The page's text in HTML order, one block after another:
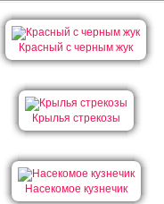
Красный с черным жук
Крылья стрекозы
Насекомое кузнечик